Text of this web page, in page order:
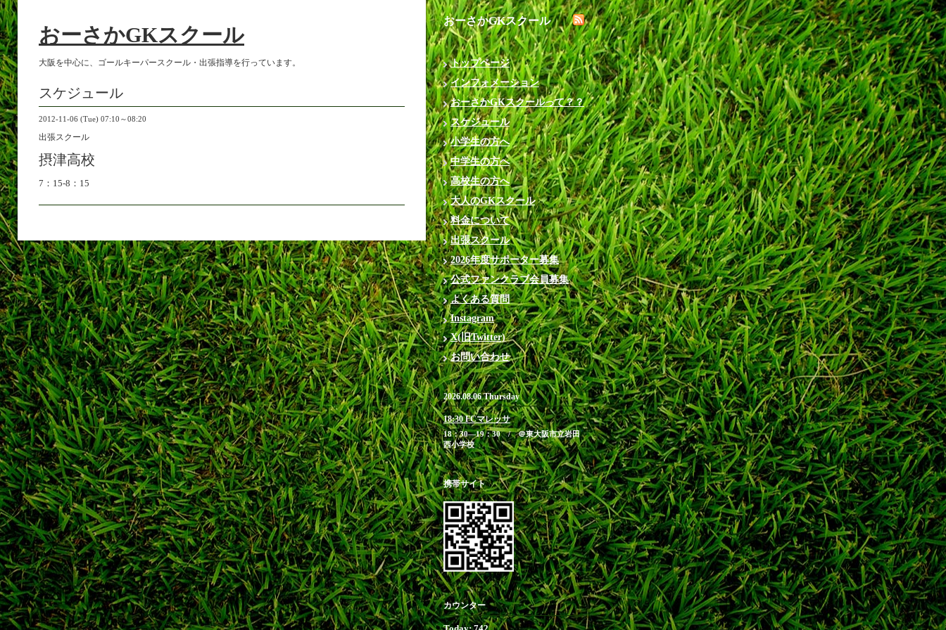
おーさかGKスクール
大阪を中心に、ゴールキーパースクール・出張指導を行っています。
スケジュール
2012-11-06 (Tue) 07:10～08:20
出張スクール
摂津高校
7：15-8：15
おーさかGKスクール
トップページ
インフォメーション
おーさかGKスクールって？？
スケジュール
小学生の方へ
中学生の方へ
高校生の方へ
大人のGKスクール
料金について
出張スクール
2026年度サポーター募集
公式ファンクラブ会員募集
よくある質問
Instagram
X(旧Twitter)
お問い合わせ
2026.08.06 Thursday
18:30 FCマレッサ
18：30―19：30 / ＠東大阪市立岩田
西小学校
携帯サイト
カウンター